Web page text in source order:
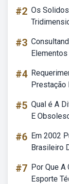
#2 Os
#3
#4
Prestação
#5 Qual é A
E
#6 Em 2002
Brasileiro
#7 Por Que A
Esporte